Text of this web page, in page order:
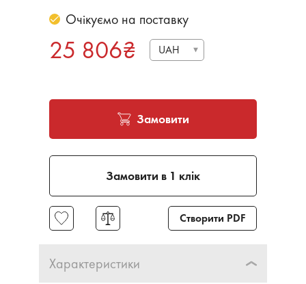
Очікуємо на поставку
25 806₴ UAH
Замовити
Замовити в 1 клік
Створити PDF
Характеристики